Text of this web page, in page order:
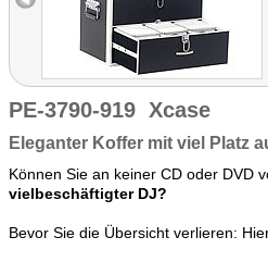
PE-3790-919 Xcase
Eleganter Koffer mit viel Platz
Können Sie an keiner CD oder DVD
vielbeschäftigter DJ?
Bevor Sie die Übersicht verlieren: